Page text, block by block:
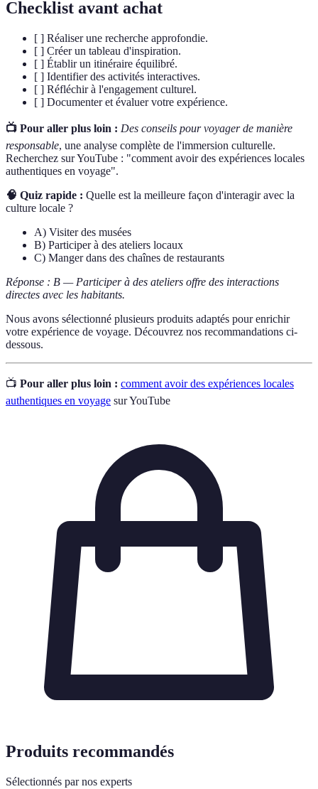
Checklist avant achat
[ ] Réaliser une recherche approfondie.
[ ] Créer un tableau d'inspiration.
[ ] Établir un itinéraire équilibré.
[ ] Identifier des activités interactives.
[ ] Réfléchir à l'engagement culturel.
[ ] Documenter et évaluer votre expérience.
📺 Pour aller plus loin : Des conseils pour voyager de manière
responsable, une analyse complète de l'immersion culturelle.
Recherchez sur YouTube : "comment avoir des expériences locales
authentiques en voyage".
🧠 Quiz rapide : Quelle est la meilleure façon d'interagir avec la
culture locale ?
A) Visiter des musées
B) Participer à des ateliers locaux
C) Manger dans des chaînes de restaurants
Réponse : B — Participer à des ateliers offre des interactions
directes avec les habitants.
Nous avons sélectionné plusieurs produits adaptés pour enrichir
votre expérience de voyage. Découvrez nos recommandations ci-
dessous.
📺 Pour aller plus loin : comment avoir des expériences locales
authentiques en voyage sur YouTube
Produits recommandés
Sélectionnés par nos experts